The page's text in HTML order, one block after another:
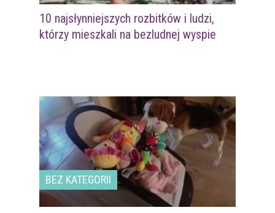
10 najsłynniejszych rozbitków i ludzi,
którzy mieszkali na bezludnej wyspie
BEZ KATEGORII